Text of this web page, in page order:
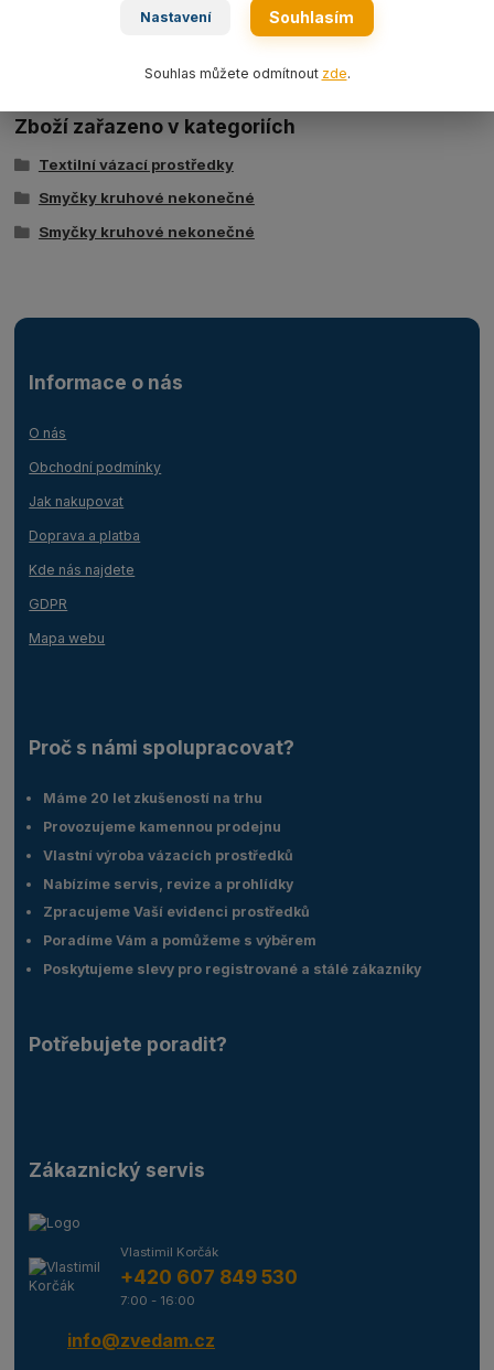
Tabulka nosností - kruhové smyčky typ BRS
Zboží zařazeno v kategoriích
Textilní vázací prostředky
Smyčky kruhové nekonečné
Smyčky kruhové nekonečné
Informace o nás
O nás
Obchodní podmínky
Jak nakupovat
Doprava a platba
Kde nás najdete
GDPR
Mapa webu
Proč s námi spolupracovat?
Máme 20 let zkušeností na trhu
Provozujeme kamennou prodejnu
Vlastní výroba vázacích prostředků
Nabízíme servis, revize a prohlídky
Zpracujeme Vaší evidenci prostředků
Poradíme Vám a pomůžeme s výběrem
Poskytujeme slevy pro registrované a stálé zákazníky
Potřebujete poradit?
Zákaznický servis
Vlastimil Korčák
+420 607 849 530
7:00 - 16:00
info@zvedam.cz
Nastavení Souhlasím
Souhlas můžete odmítnout zde.